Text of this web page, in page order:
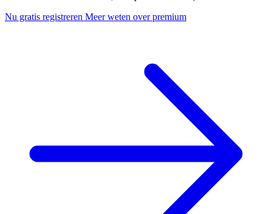
Nu gratis registreren Meer weten over premium